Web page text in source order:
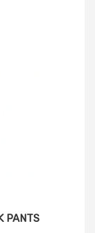
PANTS